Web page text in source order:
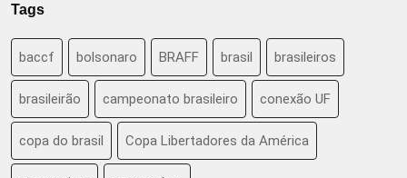
Tags
baccf bolsonaro BRAFF brasil brasileiros
brasileirão campeonato brasileiro conexão UF
copa do brasil Copa Libertadores da América